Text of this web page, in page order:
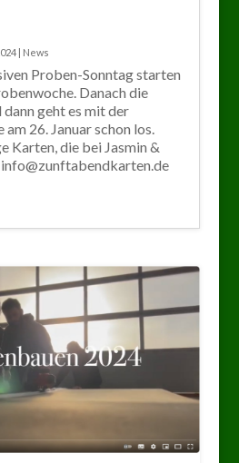
| News
Proben-Sonntag starten
Danach die
geht es mit der
26. Januar schon los.
Karten, die bei Jasmin &